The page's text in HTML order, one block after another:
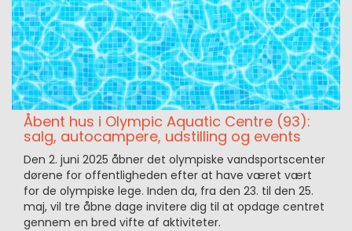
Åbent hus i Olympic Aquatic Centre (93):
salg, autocampere, udstilling og events
Den 2. juni 2025 åbner det olympiske vandsportscenter
dørene for offentligheden efter at have været vært
for de olympiske lege. Inden da, fra den 23. til den 25.
maj, vil tre åbne dage invitere dig til at opdage centret
gennem en bred vifte af aktiviteter.